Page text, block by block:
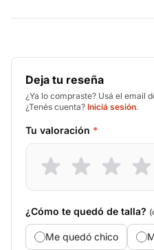
Deja tu reseña
¿Ya lo compraste? Usá el email
¿Tenés cuenta? Iniciá sesión.
Tu valoración *
¿Cómo te quedó de talla?
Me quedó chico